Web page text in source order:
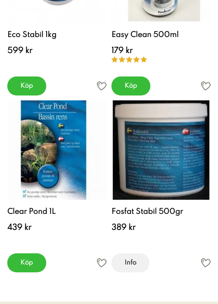
Eco Stabil 1kg
599 kr
Köp
Easy Clean 500ml
179 kr
Köp
Clear Pond 1L
439 kr
Köp
Fosfat Stabil 500gr
389 kr
Info